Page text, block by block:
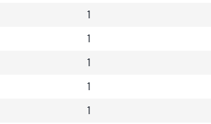
1
1
1
1
1